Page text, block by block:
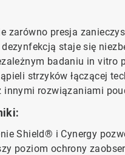
zarówno presja
staje się
badaniu in vitro
strzyków łączącej
innymi rozwiązaniami
Shield® i Cynergy
poziom ochrony